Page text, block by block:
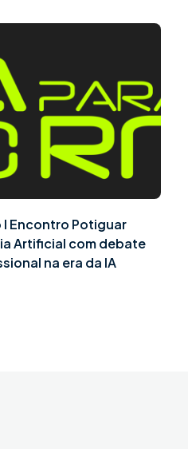
Encontro Potiguar
Artificial com debate
na era da IA